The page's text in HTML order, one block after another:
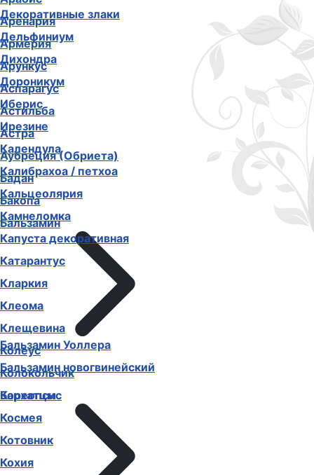
Аренария
Армерия
Арункус
Аспарагус
Астильба
Астра
Аубреция (Обриета)
Бадан
Бакопа
Бальзамин
Бальзамин Уоллера
Бальзамин новогвинейский
Бархатцы
Декоративные злаки
Дельфиниум
Дихондра
Дороникум
Иберис
Ирезине
Календула
Калибрахоа / петхоа
Кальцеолярия
Камнеломка
Капуста декоративная
Катарантус
Кларкия
Клеома
Клещевина
Колеус
Колокольчик
Кореопсис
Космея
Котовник
Кохия